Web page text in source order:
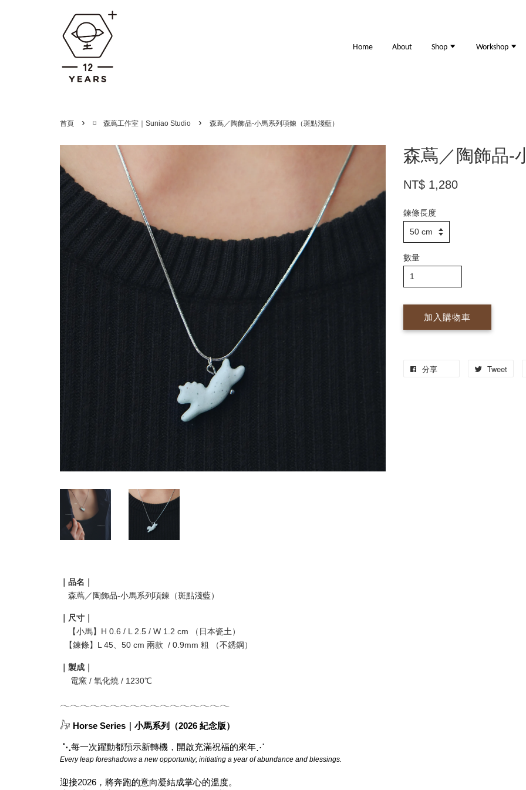
Home About Shop Workshop
首頁 › ⌑ 森蔦工作室｜Suniao Studio › 森蔦／陶飾品-小馬系列項鍊（斑點淺藍）
森蔦／陶飾品-
NT$ 1,280
鍊條長度
數量
加入購物車
分享 Tweet
｜品名｜
森蔦／陶飾品-小馬系列項鍊（斑點淺藍）
｜尺寸｜
【小馬】H 0.6 / L 2.5 / W 1.2 cm （日本瓷土）
【鍊條】L 45、50 cm 兩款 / 0.9mm 粗 （不銹鋼）
｜製成｜
電窯 / 氧化燒 / 1230℃
𓂃 𓂃 𓂃 𓂃 𓂃 𓂃 𓂃 𓂃 𓂃 𓂃 𓂃 𓂃 𓂃 𓂃 𓂃 𓂃 𓂃
𓃗 Horse Series｜小馬系列（2026 紀念版）
⋱ 每一次躍動都預示新轉機， 開啟充滿祝福的來年⋰
Every leap foreshadows a new opportunity; initiating a year of abundance and blessings.
迎接2026，將奔跑的意向凝結成掌心的溫度。